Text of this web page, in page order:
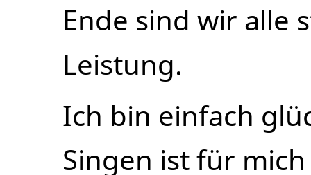
Ende sind wir alle
Leistung.
Ich bin einfach
Singen ist für